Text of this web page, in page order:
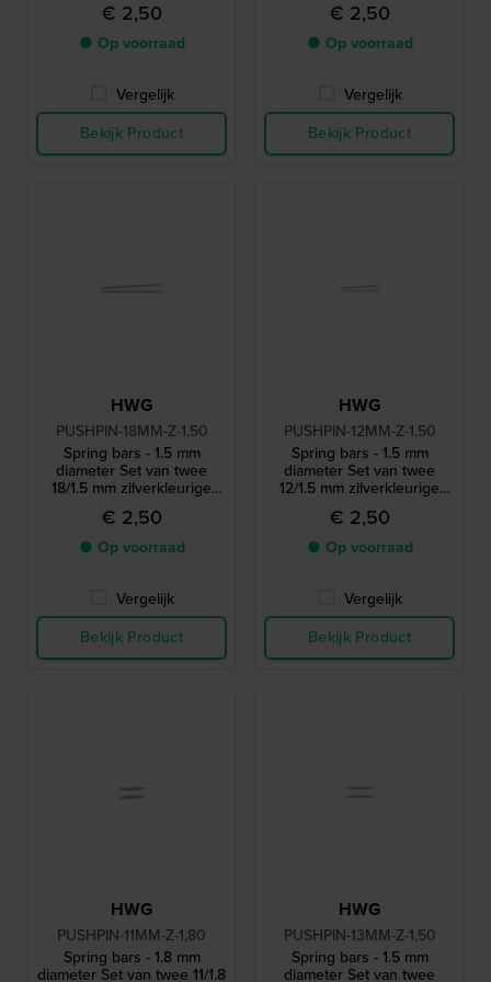
€ 2,50
● Op voorraad
Vergelijk
Bekijk Product
€ 2,50
● Op voorraad
Vergelijk
Bekijk Product
HWG
PUSHPIN-18MM-Z-1,50
Spring bars - 1.5 mm
diameter Set van twee
18/1.5 mm zilverkleurige
pushpins
€ 2,50
● Op voorraad
Vergelijk
Bekijk Product
HWG
PUSHPIN-12MM-Z-1,50
Spring bars - 1.5 mm
diameter Set van twee
12/1.5 mm zilverkleurige
pushpins
€ 2,50
● Op voorraad
Vergelijk
Bekijk Product
HWG
PUSHPIN-11MM-Z-1,80
Spring bars - 1.8 mm
diameter Set van twee 11/1.8
HWG
PUSHPIN-13MM-Z-1,50
Spring bars - 1.5 mm
diameter Set van twee